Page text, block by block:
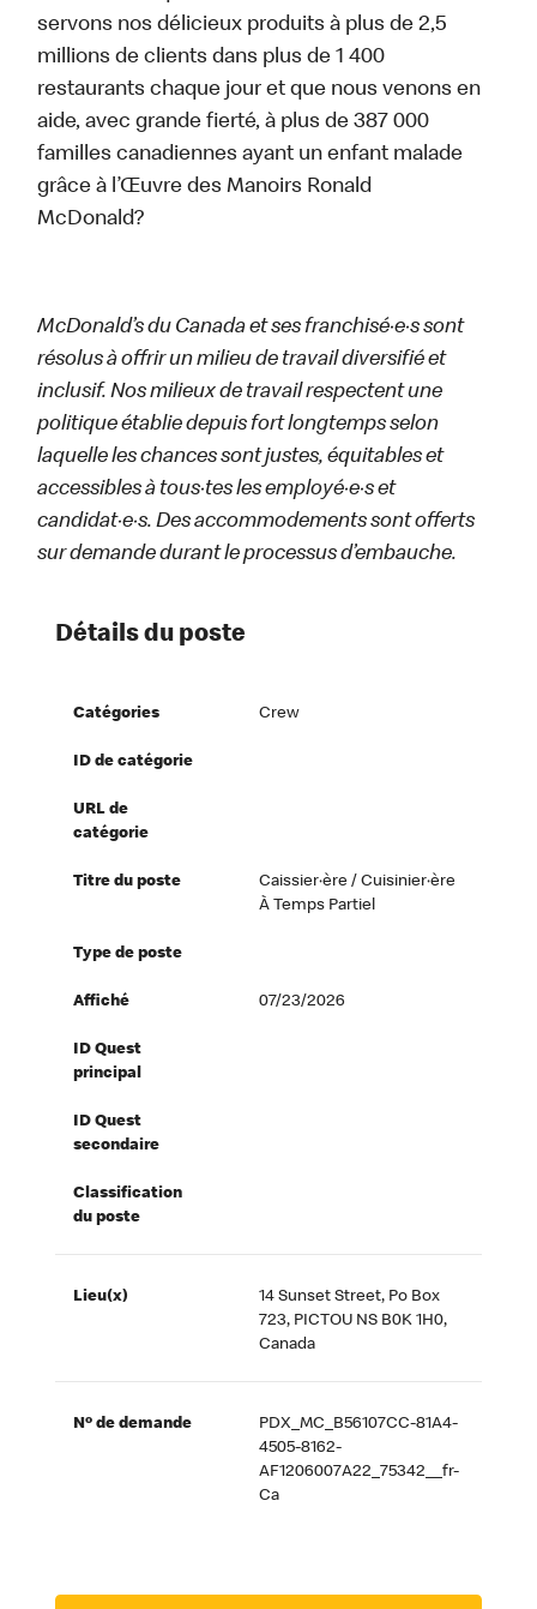
servons nos délicieux produits à plus de 2,5
millions de clients dans plus de 1 400
restaurants chaque jour et que nous venons en
aide, avec grande fierté, à plus de 387 000
familles canadiennes ayant un enfant malade
grâce à l’Œuvre des Manoirs Ronald
McDonald?
McDonald’s du Canada et ses franchisé·e·s sont
résolus à offrir un milieu de travail diversifié et
inclusif. Nos milieux de travail respectent une
politique établie depuis fort longtemps selon
laquelle les chances sont justes, équitables et
accessibles à tous·tes les employé·e·s et
candidat·e·s. Des accommodements sont offerts
sur demande durant le processus d’embauche.
Détails du poste
Catégories Crew
ID de catégorie
URL de
catégorie
Titre du poste
Caissier·ère / Cuisinier·ère
À Temps Partiel
Type de poste
Affiché 07/23/2026
ID Quest
principal
ID Quest
secondaire
Classification
du poste
Lieu(x)
14 Sunset Street, Po Box
723, PICTOU NS B0K 1H0,
Canada
Nº de demande
PDX_MC_B56107CC-81A4-
4505-8162-
AF1206007A22_75342__fr-
Ca